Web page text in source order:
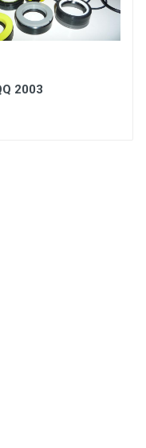
2003